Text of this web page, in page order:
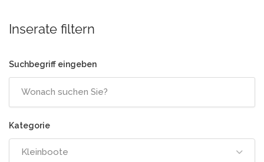
Inserate filtern
Kleinboote